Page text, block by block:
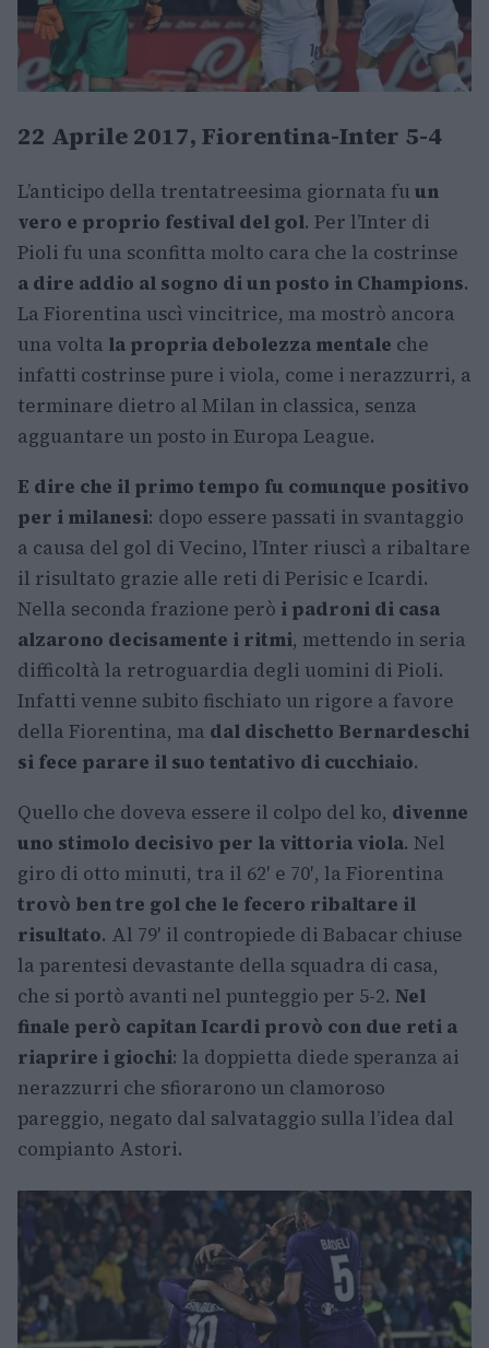
22 Aprile 2017, Fiorentina-Inter 5-4
L’anticipo della trentatreesima giornata fu un
vero e proprio festival del gol. Per l’Inter di
Pioli fu una sconfitta molto cara che la costrinse
a dire addio al sogno di un posto in Champions.
La Fiorentina uscì vincitrice, ma mostrò ancora
una volta la propria debolezza mentale che
infatti costrinse pure i viola, come i nerazzurri, a
terminare dietro al Milan in classica, senza
agguantare un posto in Europa League.
E dire che il primo tempo fu comunque positivo
per i milanesi: dopo essere passati in svantaggio
a causa del gol di Vecino, l’Inter riuscì a ribaltare
il risultato grazie alle reti di Perisic e Icardi.
Nella seconda frazione però i padroni di casa
alzarono decisamente i ritmi, mettendo in seria
difficoltà la retroguardia degli uomini di Pioli.
Infatti venne subito fischiato un rigore a favore
della Fiorentina, ma dal dischetto Bernardeschi
si fece parare il suo tentativo di cucchiaio.
Quello che doveva essere il colpo del ko, divenne
uno stimolo decisivo per la vittoria viola. Nel
giro di otto minuti, tra il 62′ e 70′, la Fiorentina
trovò ben tre gol che le fecero ribaltare il
risultato. Al 79′ il contropiede di Babacar chiuse
la parentesi devastante della squadra di casa,
che si portò avanti nel punteggio per 5-2. Nel
finale però capitan Icardi provò con due reti a
riaprire i giochi: la doppietta diede speranza ai
nerazzurri che sfiorarono un clamoroso
pareggio, negato dal salvataggio sulla l’idea dal
compianto Astori.